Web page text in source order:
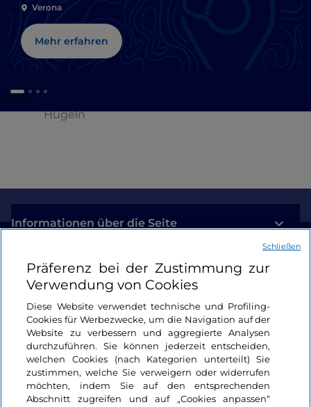
Verona
Mehr erfahren
Hügeln
Informationen über die Seite
Nützliche Links
Login
Bleiben wir in Kontakt
Präferenz bei der Zustimmung zur
Verwendung von Cookies
Diese Website verwendet technische und Profiling-
Cookies für Werbezwecke, um die Navigation auf der
Website zu verbessern und aggregierte Analysen
durchzuführen. Sie können jederzeit entscheiden,
welchen Cookies (nach Kategorien unterteilt) Sie
zustimmen, welche Sie verweigern oder widerrufen
möchten, indem Sie auf den entsprechenden
Abschnitt zugreifen und auf „Cookies anpassen“
Schließen